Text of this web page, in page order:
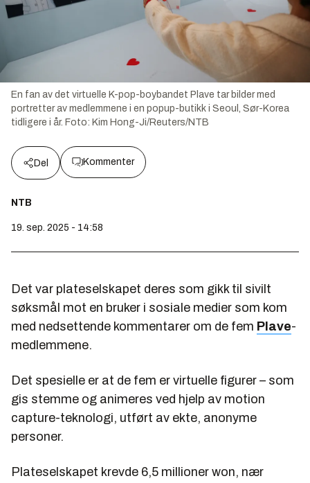
En fan av det virtuelle K-pop-boybandet Plave tar bilder med
portretter av medlemmene i en popup-butikk i Seoul, Sør-Korea
tidligere i år. Foto: Kim Hong-Ji/Reuters/NTB
Del Kommenter
NTB
19. sep. 2025 - 14:58
Det var plateselskapet deres som gikk til sivilt
søksmål mot en bruker i sosiale medier som kom
med nedsettende kommentarer om de fem Plave-
medlemmene.
Det spesielle er at de fem er virtuelle figurer – som
gis stemme og animeres ved hjelp av motion
capture-teknologi, utført av ekte, anonyme
personer.
Plateselskapet krevde 6,5 millioner won, nær